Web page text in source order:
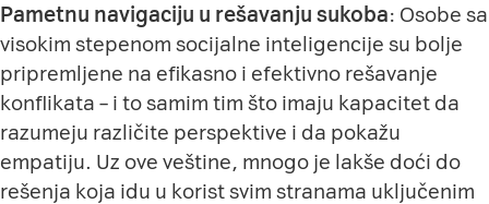
Pametnu navigaciju u rešavanju sukoba: Osobe sa
visokim stepenom socijalne inteligencije su bolje
pripremljene na efikasno i efektivno rešavanje
konflikata – i to samim tim što imaju kapacitet da
razumeju različite perspektive i da pokažu
empatiju. Uz ove veštine, mnogo je lakše doći do
rešenja koja idu u korist svim stranama uključenim